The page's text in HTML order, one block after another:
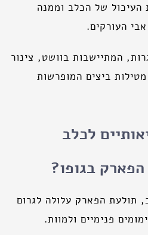
העיכול של הכלב וממנה
העורקים.
המתיישבות בוושט, צינור
ביצים המופרשות
לכלב
בגופו?
תולעת הפארק עלולה לגרום
פנימיים ולמוות.